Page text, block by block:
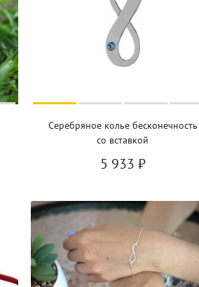
Серебряное колье бесконечность
со вставкой
5 933 ₽